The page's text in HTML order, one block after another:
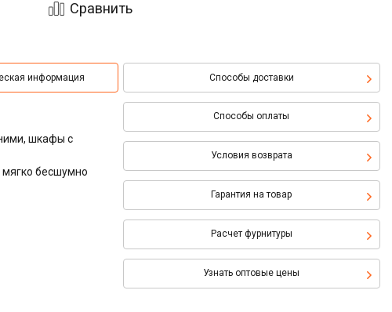
Сравнить
информация Способы доставки
Способы оплаты
Условия возврата
Гарантия на товар
Расчет фурнитуры
Узнать оптовые цены
шкафы с
бесшумно